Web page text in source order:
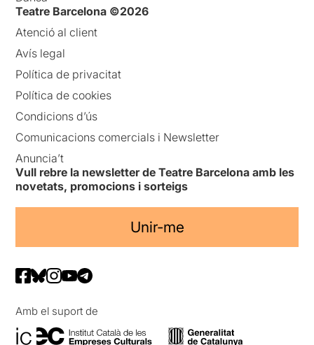
Teatre Barcelona ©2026
Atenció al client
Avís legal
Política de privacitat
Política de cookies
Condicions d’ús
Comunicacions comercials i Newsletter
Anuncia’t
Vull rebre la newsletter de Teatre Barcelona amb les
novetats, promocions i sorteigs
Unir-me
Amb el suport de